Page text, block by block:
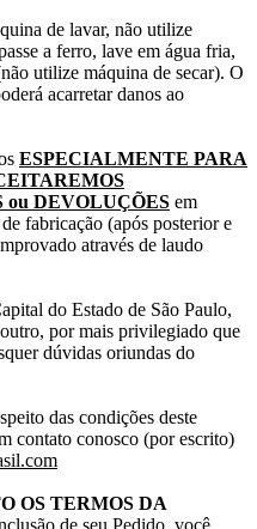
de lavar, não utilize
a ferro, lave em água fria,
utilize máquina de secar). O
acarretar danos ao
ESPECIALMENTE PARA
DEVOLUÇÕES em
fabricação (após posterior e
através de laudo
do Estado de São Paulo,
por mais privilegiado que
dúvidas oriundas do
das condições deste
contato conosco (por escrito)
OS TERMOS DA